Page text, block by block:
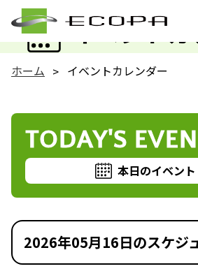
イベント
EVENT
ホーム イベントカレンダー
TODAY'S
本日のイベント
2026年05月16日のスケジ